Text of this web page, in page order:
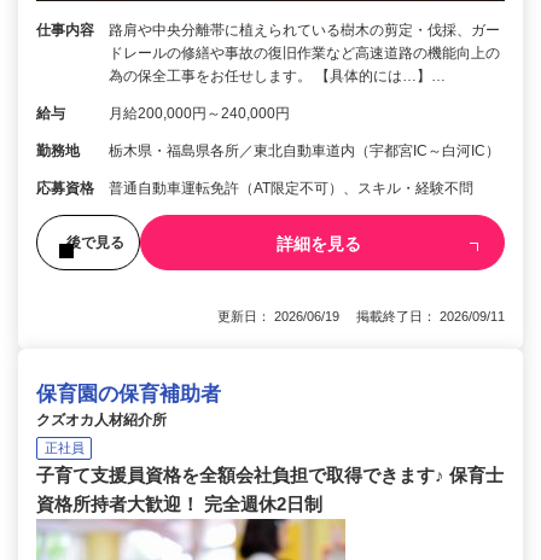
仕事内容
路肩や中央分離帯に植えられている樹木の剪定・伐採、ガー
ドレールの修繕や事故の復旧作業など高速道路の機能向上の
為の保全工事をお任せします。 【具体的には…】…
給与 月給200,000円～240,000円
勤務地 栃木県・福島県各所／東北自動車道内（宇都宮IC～白河IC）
応募資格 普通自動車運転免許（AT限定不可）、スキル・経験不問
後で見る 詳細を見る
更新日： 2026/06/19 掲載終了日： 2026/09/11
保育園の保育補助者
クズオカ人材紹介所
正社員
子育て支援員資格を全額会社負担で取得できます♪ 保育士
資格所持者大歓迎！ 完全週休2日制